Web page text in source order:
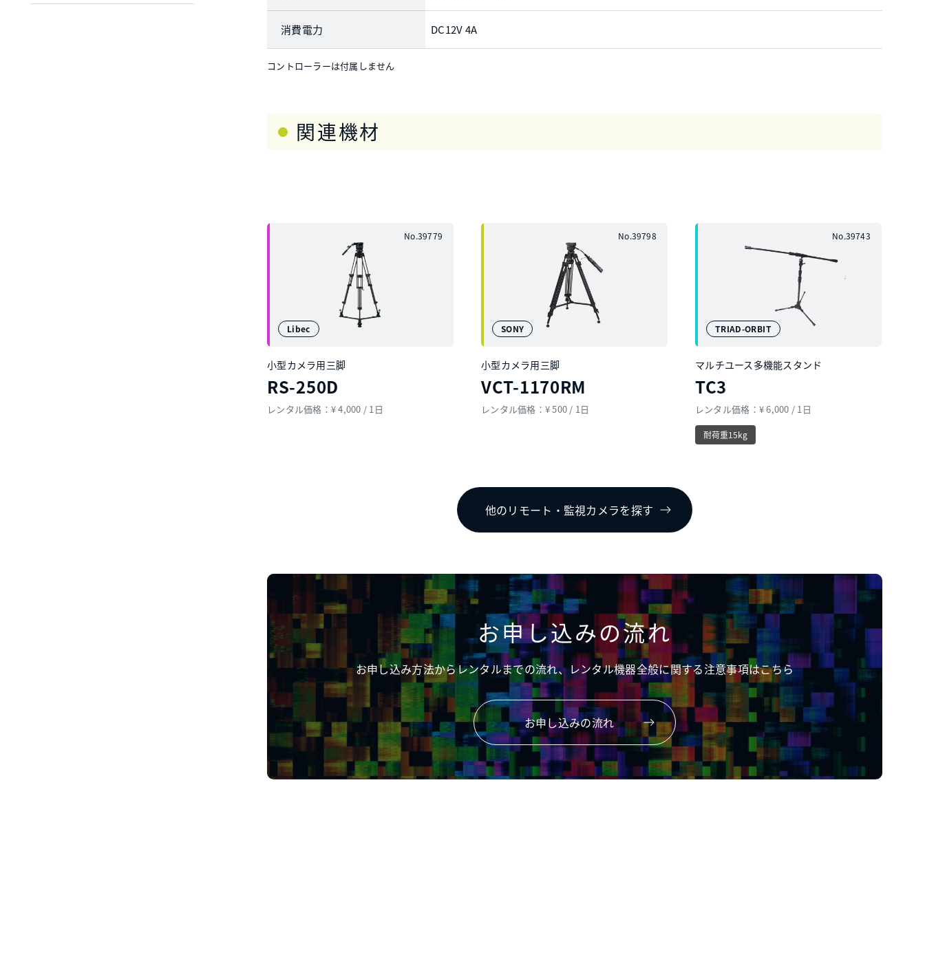
消費電力 DC12V 4A
コントローラーは付属しません
関連機材
No.39779
Libec
小型カメラ用三脚
RS-250D
レンタル価格：¥ 4,000 / 1日
No.39798
SONY
小型カメラ用三脚
VCT-1170RM
レンタル価格：¥ 500 / 1日
No.39743
TRIAD-ORBIT
マルチユース多機能スタンド
TC3
レンタル価格：¥ 6,000 / 1日
耐荷重15kg
他のリモート・監視カメラを探す
お申し込みの流れ
お申し込み方法からレンタルまでの流れ、レンタル機器全般に関する注意事項はこちら
お申し込みの流れ